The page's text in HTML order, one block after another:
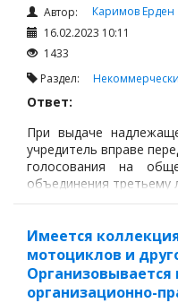
Автор:
Каримов Ерден
16.02.2023 10:11
1433
Раздел:
Ответ:
При выдаче
учредитель вправе
голосования на
объединения третьему
Имеется
мотоциклов и
Организовывается
организационно-